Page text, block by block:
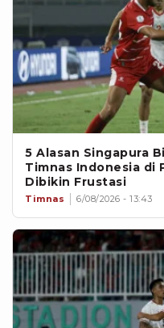
5 Alasan Singapura
Timnas Indonesia di
Dibikin Frustasi
Timnas 6/08/2026 - 13:43